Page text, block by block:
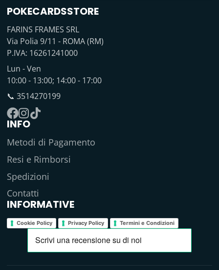
POKECARDSSTORE
FARINS FRAMES SRL
Via Polia 9/11 - ROMA (RM)
P.IVA: 16261241000
Lun - Ven
10:00 - 13:00; 14:00 - 17:00
📞 3514270199
Facebook
Instagram
TikTok
INFO
Metodi di Pagamento
Resi e Rimborsi
Spedizioni
Contatti
INFORMATIVE
Cookie Policy Privacy Policy Termini e Condizioni